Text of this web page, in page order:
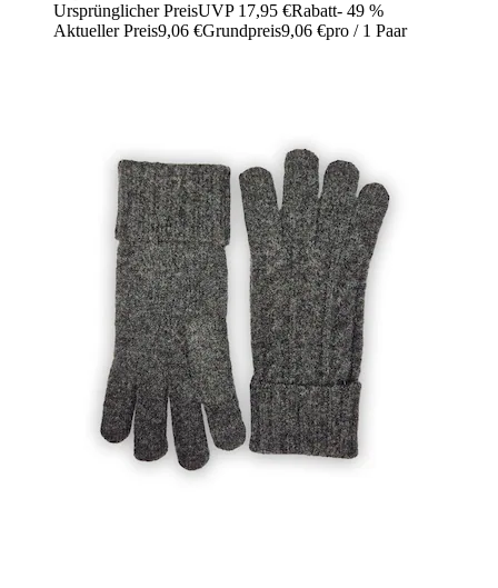
Ursprünglicher PreisUVP 17,95 €Rabatt- 49 %
Aktueller Preis9,06 €Grundpreis9,06 €pro / 1 Paar